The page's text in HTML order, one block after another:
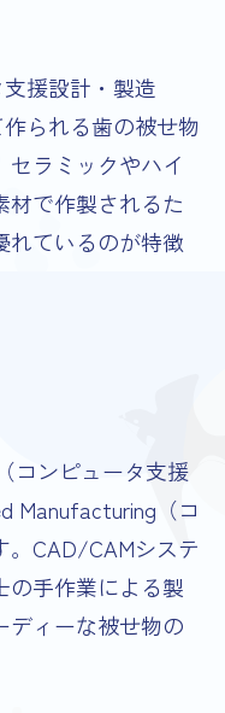
援設計・製造
られる歯の被せ物
ラミックやハイ
材で作製されるた
れているのが特徴
コンピュータ支援
Manufacturing（コ
。CAD/CAMシステ
の手作業による製
ディーな被せ物の